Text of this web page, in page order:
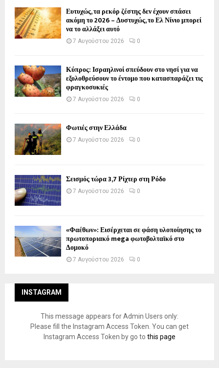
Ευτυχώς, τα ρεκόρ ζέστης δεν έχουν σπάσει
ακόμη το 2026 – Δυστυχώς, το Ελ Νίνιο μπορεί
να το αλλάξει αυτό
7 Αυγούστου 2026 0
Κύπρος: Ισραηλινοί σπεύδουν στο νησί για να
εξολοθρεύσουν το έντομο που κατασπαράζει τις
φραγκοσυκιές
7 Αυγούστου 2026 0
Φωτιές στην Ελλάδα
7 Αυγούστου 2026 0
Σεισμός τώρα 3,7 Ρίχτερ στη Ρόδο
7 Αυγούστου 2026 0
«Φαέθων»: Εισέρχεται σε φάση υλοποίησης το
πρωτοποριακό mega φωτοβολταϊκό στο
Δομοκό
7 Αυγούστου 2026 0
INSTAGRAM
This message appears for Admin Users only:
Please fill the Instagram Access Token. You can get
Instagram Access Token by go to this page